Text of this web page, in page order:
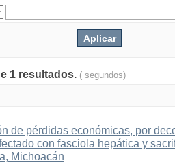
1 resultados. ( segundos)
de pérdidas económicas, por
con fasciola hepática y
Michoacán